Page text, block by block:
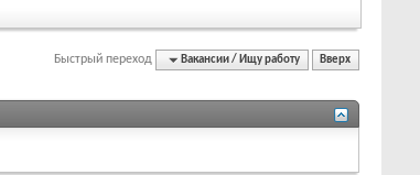
Быстрый переход Вакансии / Ищу работу Вверх